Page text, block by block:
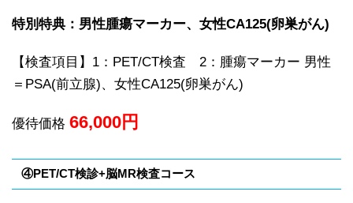
特別特典：男性腫瘍マーカー、女性CA125(卵巣がん)
【検査項目】1：PET/CT検査 2：腫瘍マーカー 男性
＝PSA(前立腺)、女性CA125(卵巣がん)
優待価格 66,000円
④PET/CT検診+脳MR検査コース